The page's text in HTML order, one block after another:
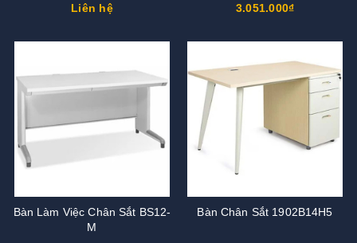
Liên hệ
3.051.000₫
Bàn Làm Việc Chân Sắt BS12-
M
Bàn Chân Sắt 1902B14H5